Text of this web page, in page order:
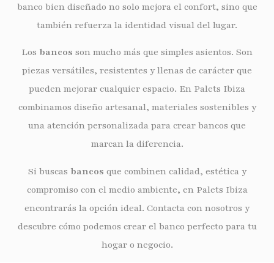
banco bien diseñado no solo mejora el confort, sino que
también refuerza la identidad visual del lugar.
Los bancos son mucho más que simples asientos. Son
piezas versátiles, resistentes y llenas de carácter que
pueden mejorar cualquier espacio. En Palets Ibiza
combinamos diseño artesanal, materiales sostenibles y
una atención personalizada para crear bancos que
marcan la diferencia.
Si buscas bancos que combinen calidad, estética y
compromiso con el medio ambiente, en Palets Ibiza
encontrarás la opción ideal. Contacta con nosotros y
descubre cómo podemos crear el banco perfecto para tu
hogar o negocio.